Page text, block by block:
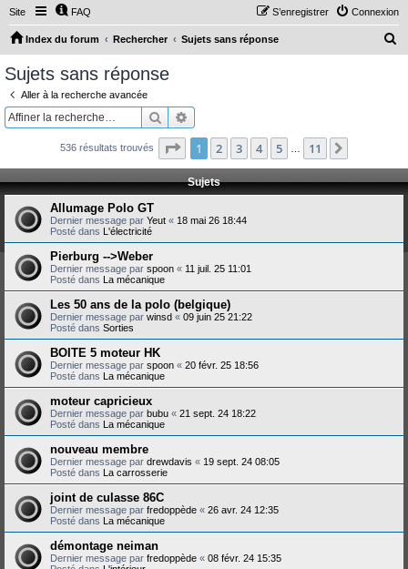
Site FAQ Connexion
S’enregistrer
Index du forum Rechercher Sujets sans réponse
c
h
Sujets sans réponse
Aller à la recherche avancée
Rechercher
536 résultats trouvés Page 1sur11
1 2 3 4 5 11
Sujets
Allumage Polo GT
Dernier message par Yeut « 18 mai 26 18:44
Posté dans L'électricité
Pierburg -->Weber
Dernier message par spoon « 11 juil. 25 11:01
Posté dans La mécanique
Les 50 ans de la polo (belgique)
Dernier message par winsd « 09 juin 25 21:22
Posté dans Sorties
BOITE 5 moteur HK
Dernier message par spoon « 20 févr. 25 18:56
Posté dans La mécanique
moteur capricieux
Dernier message par bubu « 21 sept. 24 18:22
Posté dans La mécanique
nouveau membre
Dernier message par drewdavis « 19 sept. 24 08:05
Posté dans La carrosserie
joint de culasse 86C
Dernier message par fredoppède « 26 avr. 24 12:35
Posté dans La mécanique
démontage neiman
Dernier message par fredoppède « 08 févr. 24 15:35